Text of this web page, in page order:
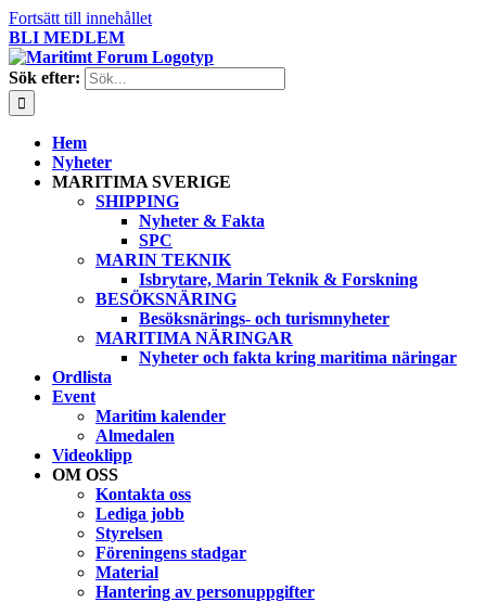
Fortsätt till innehållet
BLI MEDLEM
Sök efter:
Hem
Nyheter
MARITIMA SVERIGE
SHIPPING
Nyheter & Fakta
SPC
MARIN TEKNIK
Isbrytare, Marin Teknik & Forskning
BESÖKSNÄRING
Besöksnärings- och turismnyheter
MARITIMA NÄRINGAR
Nyheter och fakta kring maritima näringar
Ordlista
Event
Maritim kalender
Almedalen
Videoklipp
OM OSS
Kontakta oss
Lediga jobb
Styrelsen
Föreningens stadgar
Material
Hantering av personuppgifter